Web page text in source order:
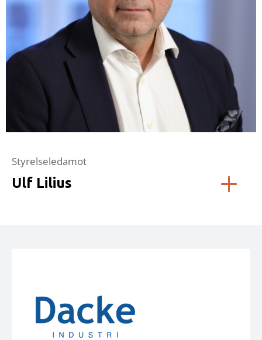
Styrelseledamot
Ulf Lilius